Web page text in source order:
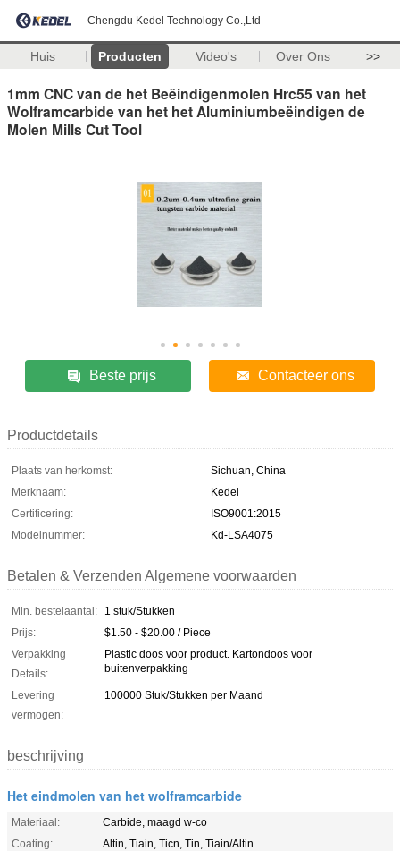
Chengdu Kedel Technology Co.,Ltd
Huis Producten Video's Over Ons >>
1mm CNC van de het Beëindigenmolen Hrc55 van het
Wolframcarbide van het het Aluminiumbeëindigen de
Molen Mills Cut Tool
Beste prijs Contacteer ons
Productdetails
Plaats van herkomst:
Sichuan, China
Merknaam:
Kedel
Certificering:
ISO9001:2015
Modelnummer:
Kd-LSA4075
Betalen & Verzenden Algemene voorwaarden
Min. bestelaantal:
1 stuk/Stukken
Prijs:
$1.50 - $20.00 / Piece
Verpakking
Details:
Plastic doos voor product. Kartondoos voor
buitenverpakking
Levering
vermogen:
100000 Stuk/Stukken per Maand
beschrijving
Het eindmolen van het wolframcarbide
Materiaal:
Carbide, maagd w-co
Coating:
Altin, Tiain, Ticn, Tin, Tiain/Altin